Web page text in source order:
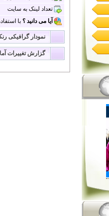
تعداد لینک به سایت
آیا می دانید ؟ با
نمودار گرافیکی
گزارش تغییرات